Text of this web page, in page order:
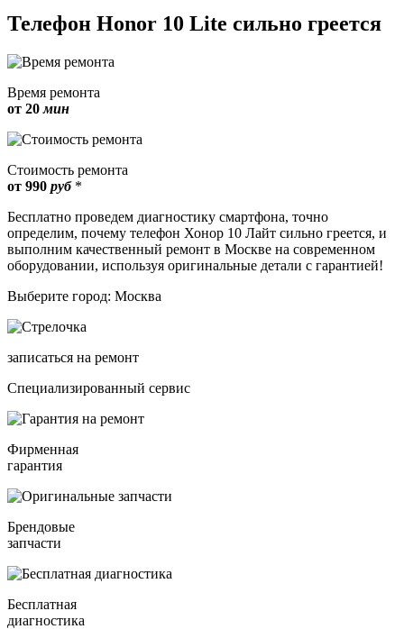
Телефон Honor 10 Lite сильно греется
Время ремонта
от 20мин
Стоимость ремонта
от 990 руб*
Бесплатно проведем диагностику смартфона, точно
определим, почему телефон Хонор 10 Лайт сильно греется, и
выполним качественный ремонт в Москве на современном
оборудовании, используя оригинальные детали с гарантией!
Выберите город: Москва
записаться на ремонт
Специализированный сервис
Фирменная
гарантия
Брендовые
запчасти
Бесплатная
диагностика